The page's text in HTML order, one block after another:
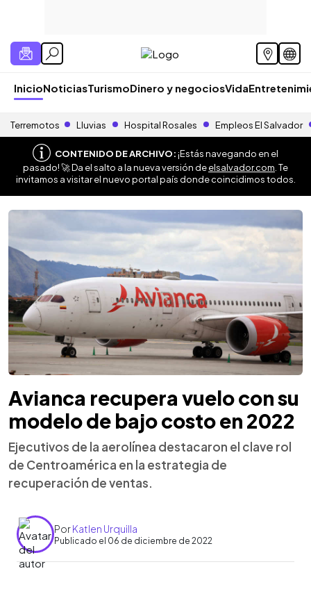
InicioNoticiasTurismoDinero y negociosVida
Terremotos Lluvias Hospital Rosales Empleos El Salvador
CONTENIDO DE ARCHIVO:¡Estás navegando en el
pasado! 🚀 Da el salto a la nueva versión deelsalvador.com . Te
invitamos a visitar el nuevo portal país donde coincidimos todos.
Avianca recupera vuelo con su
modelo de bajo costo en 2022
Ejecutivos de la aerolínea destacaron el clave rol
de Centroamérica en la estrategia de
recuperación de ventas.
PorKatlen Urquilla
Publicado el 06 de diciembre de 2022